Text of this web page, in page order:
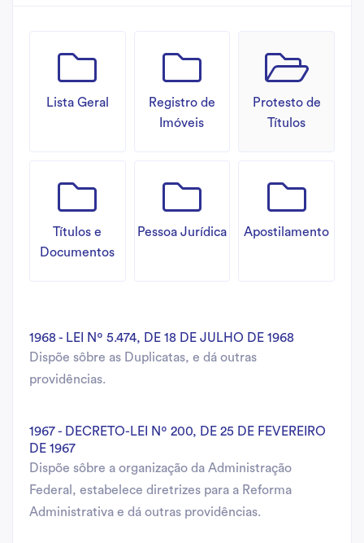
Lista Geral
Registro de
Imóveis
Protesto de
Títulos
Títulos e
Documentos
Pessoa Jurídica Apostilamento
1968 - LEI Nº 5.474, DE 18 DE JULHO DE 1968
Dispõe sôbre as Duplicatas, e dá outras
providências.
1967 - DECRETO-LEI Nº 200, DE 25 DE FEVEREIRO
DE 1967
Dispõe sôbre a organização da Administração
Federal, estabelece diretrizes para a Reforma
Administrativa e dá outras providências.